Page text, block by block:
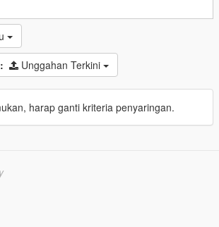
Unggahan Terkini
harap ganti kriteria penyaringan.